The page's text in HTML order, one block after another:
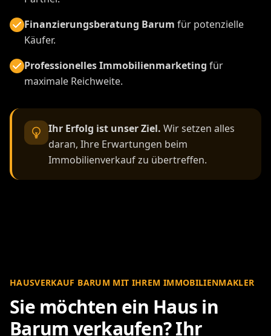
Finanzierungsberatung Barum für potenzielle
Käufer.
Professionelles Immobilienmarketing für
maximale Reichweite.
Ihr Erfolg ist unser Ziel. Wir setzen alles
daran, Ihre Erwartungen beim
Immobilienverkauf zu übertreffen.
HAUSVERKAUF BARUM MIT IHREM IMMOBILIENMAKLER
Sie möchten ein Haus in
Barum verkaufen? Ihr